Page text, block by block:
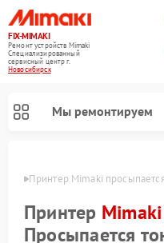
FIX-MIMAKI
Ремонт устройств Mimaki
Специализированный
cервисный центр г.
Новосибирск
Мы ремонтируем
Принтер Mimaki
Принтер Mimaki
Просыпается